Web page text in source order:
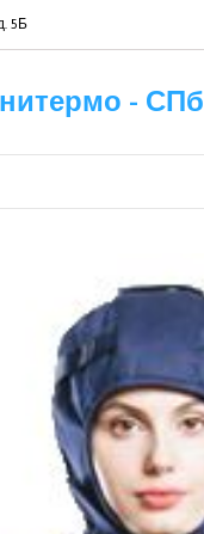
5Б
- СПб